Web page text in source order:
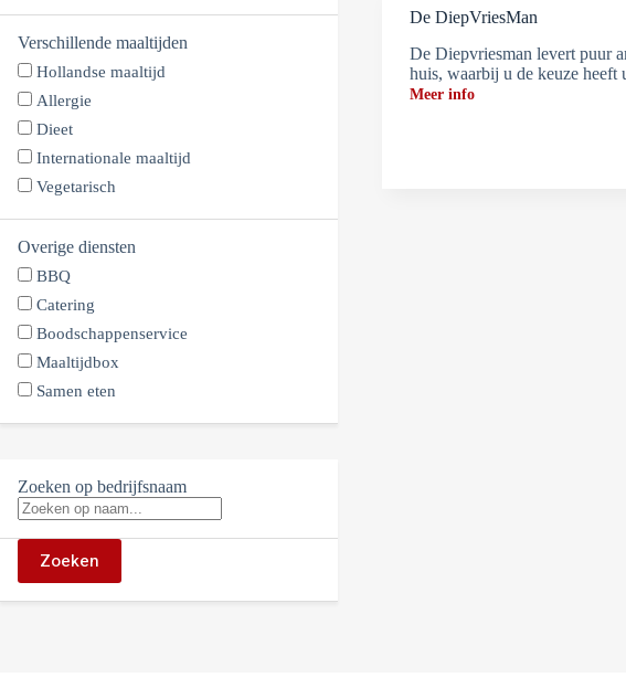
Verschillende maaltijden
Hollandse maaltijd
Allergie
Dieet
Internationale maaltijd
Vegetarisch
Overige diensten
BBQ
Catering
Boodschappenservice
Maaltijdbox
Samen eten
Zoeken op bedrijfsnaam
Zoeken
De DiepVriesMan
De Diepvriesman levert puur
huis, waarbij u de keuze
Meer info